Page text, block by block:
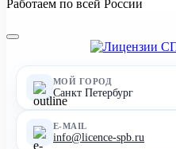
Работаем по всей России
МОЙ ГОРОД
Санкт Петербург
E-MAIL
info@licence-spb.ru